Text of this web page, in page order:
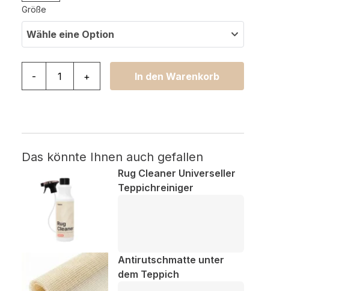
Größe
Wähle eine Option
- + In den Warenkorb
Das könnte Ihnen auch gefallen
Rug Cleaner Universeller
Teppichreiniger
Antirutschmatte unter
dem Teppich